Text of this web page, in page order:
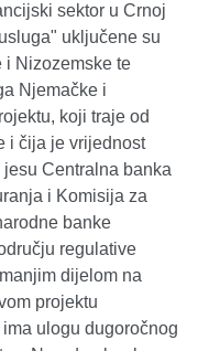
sektor u Crnoj
uključene su
i Nizozemske te
Njemačke i
koji traje od
i čija je vrijednost
Centralna banka
i Komisija za
banke
regulative
dijelom na
projektu
ulogu dugoročnog